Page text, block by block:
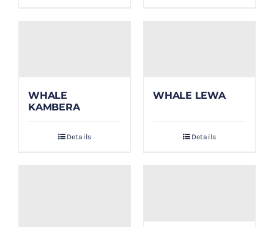
WHALE
KAMBERA
Details
WHALE LEWA
Details